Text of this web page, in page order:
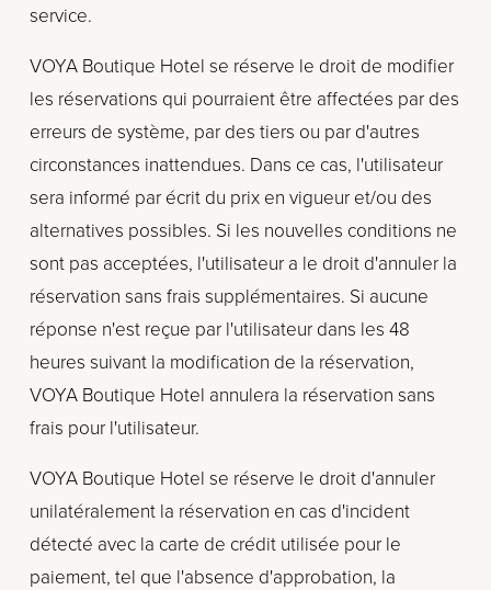
service.
VOYA Boutique Hotel se réserve le droit de modifier
les réservations qui pourraient être affectées par des
erreurs de système, par des tiers ou par d'autres
circonstances inattendues. Dans ce cas, l'utilisateur
sera informé par écrit du prix en vigueur et/ou des
alternatives possibles. Si les nouvelles conditions ne
sont pas acceptées, l'utilisateur a le droit d'annuler la
réservation sans frais supplémentaires. Si aucune
réponse n'est reçue par l'utilisateur dans les 48
heures suivant la modification de la réservation,
VOYA Boutique Hotel annulera la réservation sans
frais pour l'utilisateur.
VOYA Boutique Hotel se réserve le droit d'annuler
unilatéralement la réservation en cas d'incident
détecté avec la carte de crédit utilisée pour le
paiement, tel que l'absence d'approbation, la